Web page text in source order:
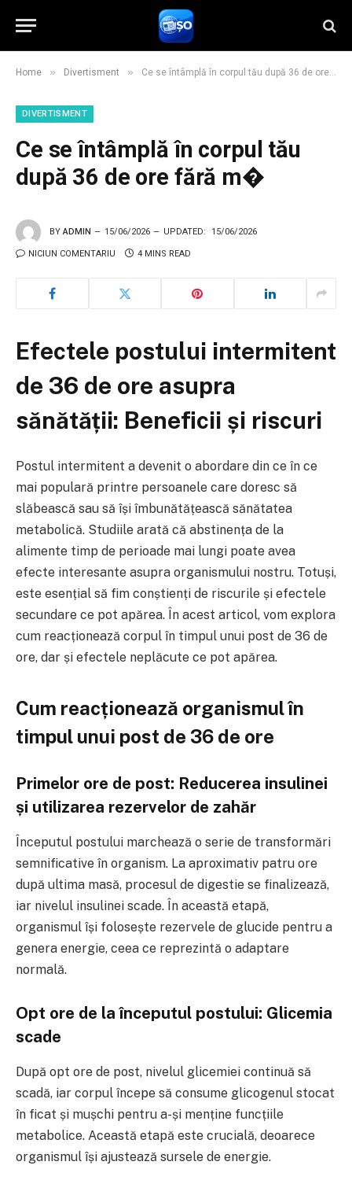
Home » Divertisment » Ce se întâmplă în corpul tău după 36 de ore fără m�
DIVERTISMENT
Ce se întâmplă în corpul tău
după 36 de ore fără m�
BY ADMIN 15/06/2026 UPDATED: 15/06/2026
NICIUN COMENTARIU 4 MINS READ
Efectele postului intermitent
de 36 de ore asupra
sănătății: Beneficii și riscuri
Postul intermitent a devenit o abordare din ce în ce
mai populară printre persoanele care doresc să
slăbească sau să își îmbunătățească sănătatea
metabolică. Studiile arată că abstinența de la
alimente timp de perioade mai lungi poate avea
efecte interesante asupra organismului nostru. Totuși,
este esențial să fim conștienți de riscurile și efectele
secundare ce pot apărea. În acest articol, vom explora
cum reacționează corpul în timpul unui post de 36 de
ore, dar și efectele neplăcute ce pot apărea.
Cum reacționează organismul în
timpul unui post de 36 de ore
Primelor ore de post: Reducerea insulinei
și utilizarea rezervelor de zahăr
Începutul postului marchează o serie de transformări
semnificative în organism. La aproximativ patru ore
după ultima masă, procesul de digestie se finalizează,
iar nivelul insulinei scade. În această etapă,
organismul își folosește rezervele de glucide pentru a
genera energie, ceea ce reprezintă o adaptare
normală.
Opt ore de la începutul postului: Glicemia
scade
După opt ore de post, nivelul glicemiei continuă să
scadă, iar corpul începe să consume glicogenul stocat
în ficat și mușchi pentru a-și menține funcțiile
metabolice. Această etapă este crucială, deoarece
organismul își ajustează sursele de energie.